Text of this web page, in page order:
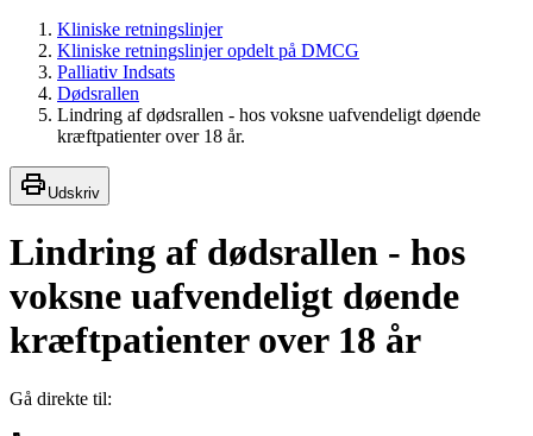
Kliniske retningslinjer
Kliniske retningslinjer opdelt på DMCG
Palliativ Indsats
Dødsrallen
Lindring af dødsrallen - hos voksne uafvendeligt døende
kræftpatienter over 18 år.
Udskriv
Lindring af dødsrallen - hos
voksne uafvendeligt døende
kræftpatienter over 18 år
Gå direkte til: